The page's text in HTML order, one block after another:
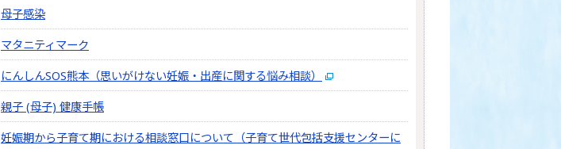
母子感染
マタニティマーク
にんしんSOS熊本（思いがけない妊娠・出産に関する悩み相談）
親子 (母子) 健康手帳
妊娠期から子育て期における相談窓口について（子育て世代包括支援センターに